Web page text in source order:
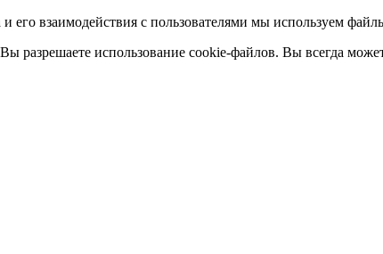
его взаимодействия с пользователями мы используем
разрешаете использование cookie-файлов. Вы всегда